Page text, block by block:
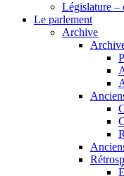
Législature –
Le parlement
Archive